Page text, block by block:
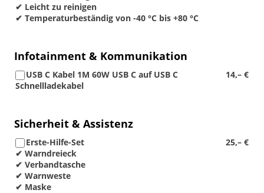
✔ Leicht zu reinigen
✔ Temperaturbeständig von -40 °C bis +80 °C
Infotainment & Kommunikation
14,– €
USB C Kabel 1M 60W USB C auf USB C
Schnellladekabel
Sicherheit & Assistenz
25,– €
Erste-Hilfe-Set
✔ Warndreieck
✔ Verbandtasche
✔ Warnweste
✔ Maske